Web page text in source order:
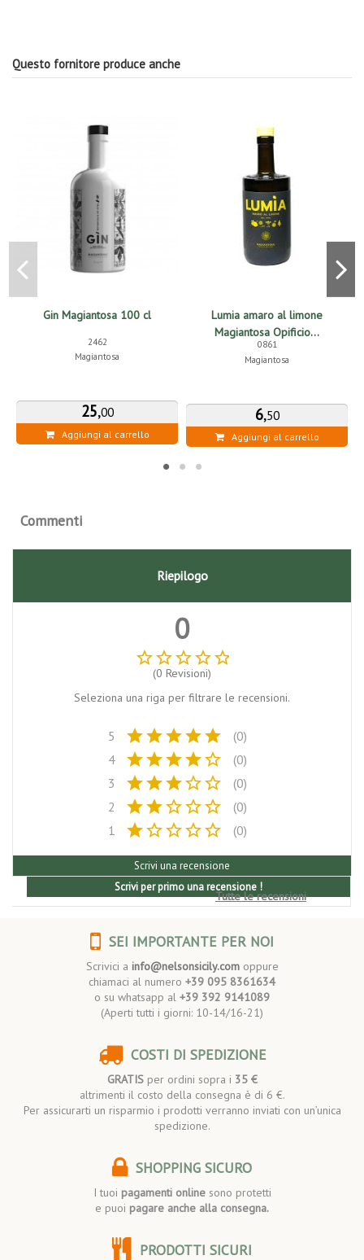
Questo fornitore produce anche
Gin Magiantosa 100 cl
2462
Magiantosa
25,00
Aggiungi al carrello
Lumia amaro al limone
Magiantosa Opificio...
0861
Magiantosa
6,50
Aggiungi al carrello
Commenti
Riepilogo
0
star_borderstar_borderstar_borderstar_borderstar_border
(0 Revisioni)
Seleziona una riga per filtrare le recensioni.
5 starstarstarstarstar
(0)
4
starstarstarstarstar_border
(0)
3
starstarstarstar_borderstar_border
(0)
2
starstarstar_borderstar_borderstar_border
(0)
1
starstar_borderstar_borderstar_borderstar_border (0)
Scrivi una recensione
Tutte le recensioni
Scrivi per primo una recensione !
SEI IMPORTANTE PER NOI
Scrivici a info@nelsonsicily.comoppure
chiamaci al numero +39 095 8361634
o su whatsapp al +39 392 9141089
(Aperti tutti i giorni: 10-14/16-21)
COSTI DI SPEDIZIONE
GRATISper ordini sopra i 35 €
altrimenti il costo della consegna è di 6 €.
Per assicurarti un risparmio i prodotti verranno inviati con un’unica
spedizione.
SHOPPING SICURO
I tuoi pagamenti onlinesono protetti
e puoi pagare anche alla consegna.
PRODOTTI SICURI